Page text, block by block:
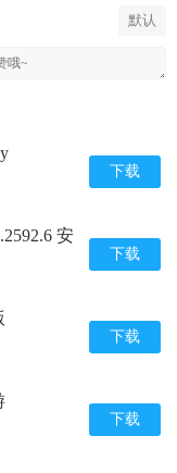
默认
下载
安
下载
下载
下载